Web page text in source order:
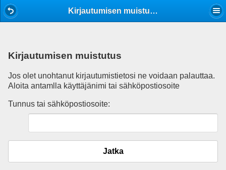
Kirjautumisen muistutus
Kirjautumisen muistutus
Jos olet unohtanut kirjautumistietosi ne voidaan palauttaa.
Aloita antamlla käyttäjänimi tai sähköpostiosoite
Tunnus tai sähköpostiosoite:
Jatka